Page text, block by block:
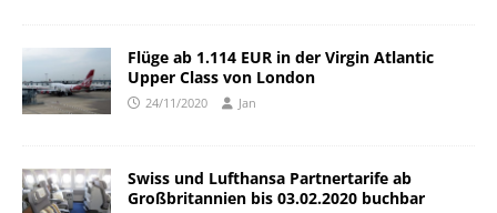
Flüge ab 1.114 EUR in der Virgin Atlantic
Upper Class von London
24/11/2020 Jan
Swiss und Lufthansa Partnertarife ab
Großbritannien bis 03.02.2020 buchbar